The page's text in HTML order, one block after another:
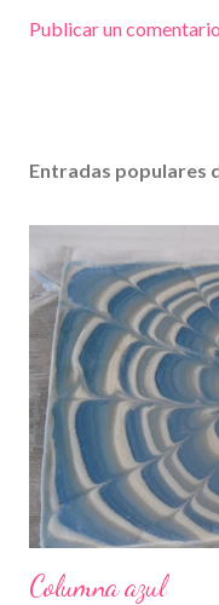
Publicar un comentario
Entradas populares
Columna azul